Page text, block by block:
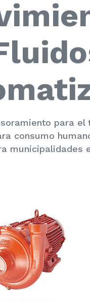
para el
consumo
municipalidades